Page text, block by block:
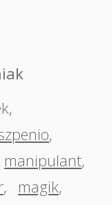
,
,
manipulant,
, magik,